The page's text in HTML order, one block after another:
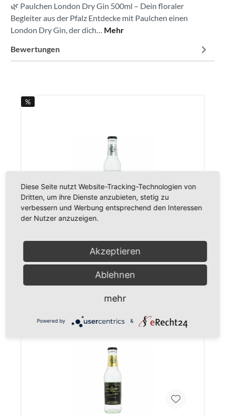
🌿 Paulchen London Dry Gin 500ml – Dein floraler
Begleiter aus der Pfalz Entdecke mit Paulchen einen
London Dry Gin, der dich… Mehr
Bewertungen
%
Mistelhain Ambition Tonic Water
Inhalt:0.2 Liter(9,50 €* / 1 Liter )
1,90 €* 1,99 €*
zzgl. 0,15 € Pfand
Diese Seite nutzt Website-Tracking-Technologien von
Dritten, um ihre Dienste anzubieten, stetig zu
verbessern und Werbung entsprechend den Interessen
der Nutzer anzuzeigen.
Akzeptieren
Ablehnen
mehr
Powered by &